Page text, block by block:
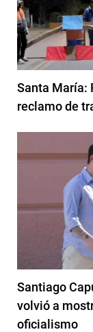
Santa María:
reclamo de
Santiago
volvió a
oficialismo